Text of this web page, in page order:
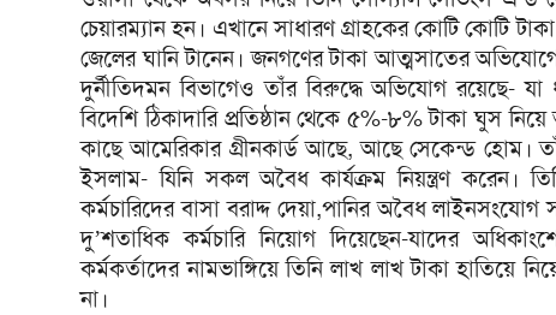
চেয়ারম্যান হন। এখানে সাধারণ গ্রাহকের কোটি কোটি
জেলের ঘানি টানেন। জনগণের টাকা আত্মসাতের
দুর্নীতিদমন বিভাগেও তাঁর বিরুদ্ধে অভিযোগ রয়েছে- যা
বিদেশি ঠিকাদারি প্রতিষ্ঠান থেকে ৫%-৮% টাকা ঘুস
কাছে আমেরিকার গ্রীনকার্ড আছে, আছে সেকেন্ড হোম।
ইসলাম- যিনি সকল অবৈধ কার্যক্রম নিয়ন্ত্রণ করেন।
কর্মচারিদের বাসা বরাদ্দ দেয়া,পানির অবৈধ লাইনসংযোগ
দু’শতাধিক কর্মচারি নিয়োগ দিয়েছেন-যাদের
কর্মকর্তাদের নামভাঙ্গিয়ে তিনি লাখ লাখ টাকা
না।